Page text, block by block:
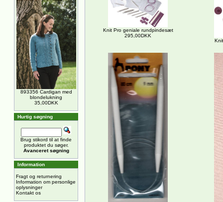
893356 Cardigan med
blondelukning
35,00DKK
Hurtig søgning
Brug stikord til at finde
produktet du søger.
Avanceret søgning
Information
Fragt og returnering
Information om personlige
oplysninger
Kontakt os
Knit Pro geniale rundpindesæt
295,00DKK